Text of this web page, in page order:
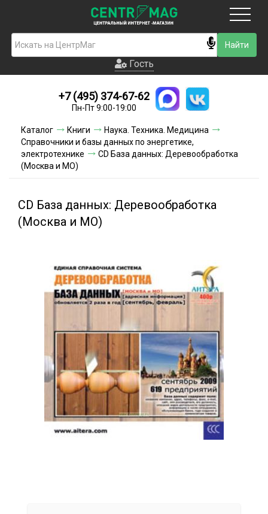
Гость
Новинки
Условия доставки
Условия оплаты
Акции и скидки
Гость
+7 (495) 374-67-62
Пн-Пт 9:00-19:00
Каталог Книги
Наука. Техника. Медицина
Справочники и базы данных по энергетике,
электротехнике
CD База данных: Деревообработка
(Москва и МО)
CD База данных: Деревообработка
(Москва и МО)